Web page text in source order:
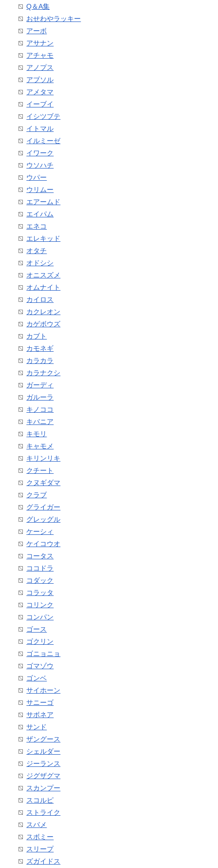
Q＆A集
おせわやラッキー
アーボ
アサナン
アチャモ
アノプス
アブソル
アメタマ
イーブイ
イシツブテ
イトマル
イルミーゼ
イワーク
ウソハチ
ウパー
ウリムー
エアームド
エイパム
エネコ
エレキッド
オタチ
オドシシ
オニスズメ
オムナイト
カイロス
カクレオン
カゲボウズ
カブト
カモネギ
カラカラ
カラナクシ
ガーディ
ガルーラ
キノココ
キバニア
キモリ
キャモメ
キリンリキ
クチート
クヌギダマ
クラブ
グライガー
グレッグル
ケーシィ
ケイコウオ
コータス
ココドラ
コダック
コラッタ
コリンク
コンパン
ゴース
ゴクリン
ゴニョニョ
ゴマゾウ
ゴンベ
サイホーン
サニーゴ
サボネア
サンド
ザングース
シェルダー
ジーランス
ジグザグマ
スカンプー
スコルピ
ストライク
スバメ
スボミー
スリープ
ズガイドス